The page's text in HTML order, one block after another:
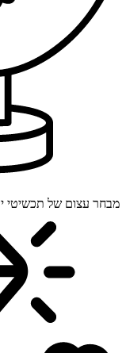
מבחר עצום של תכשיטי